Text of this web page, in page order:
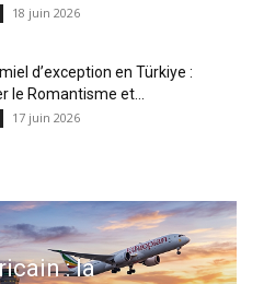
18 juin 2026
d’exception en Türkiye :
le Romantisme et...
17 juin 2026
États-Unis